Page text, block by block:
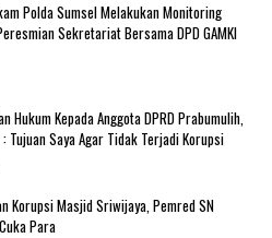
Polda Sumsel Melakukan Monitoring
Sekretariat Bersama DPD GAMKI
Hukum Kepada Anggota DPRD Prabumulih,
Tujuan Saya Agar Tidak Terjadi Korupsi
Korupsi Masjid Sriwijaya, Pemred SN
Para